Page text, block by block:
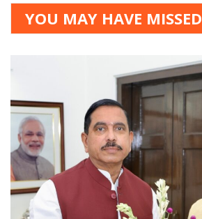
YOU MAY HAVE MISSED